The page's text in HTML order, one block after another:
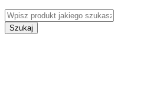
Szukaj